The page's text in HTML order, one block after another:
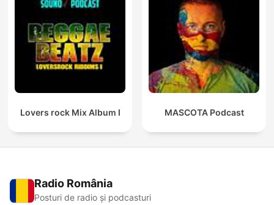
Lovers rock Mix Album I MASCOTA Podcast
Radio România
Posturi de radio și podcasturi